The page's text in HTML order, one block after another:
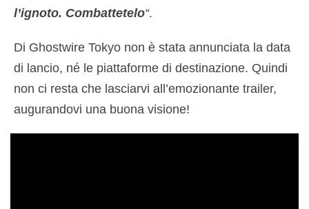
l’ignoto. Combattetelo“.
Di Ghostwire Tokyo non è stata annunciata la data
di lancio, né le piattaforme di destinazione. Quindi
non ci resta che lasciarvi all’emozionante trailer,
augurandovi una buona visione!